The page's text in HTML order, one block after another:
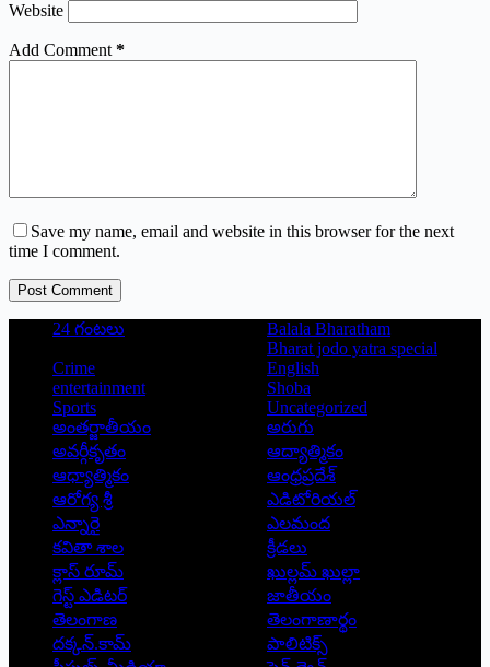
Website
Add Comment *
Save my name, email and website in this browser for the next
time I comment.
Post Comment
24 గంటలు
Balala Bharatham
Bharat jodo yatra special
Crime
English
entertainment
Shoba
Sports
Uncategorized
అంతర్జాతీయం
అరుగు
అవర్గీకృతం
ఆద్యాత్మికం
ఆధ్యాత్మికం
ఆంధ్రప్రదేశ్
ఆరోగ్య శ్రీ
ఎడిటోరియల్
ఎన్నారై
ఎలమంద
కవితా శాల
క్రీడలు
క్లాస్ రూమ్
ఖుల్లమ్ ఖుల్లా
గెస్ట్ ఎడిటర్
జాతీయం
తెలంగాణ
తెలంగాణార్థం
దక్కన్.కామ్
పాలిటిక్స్